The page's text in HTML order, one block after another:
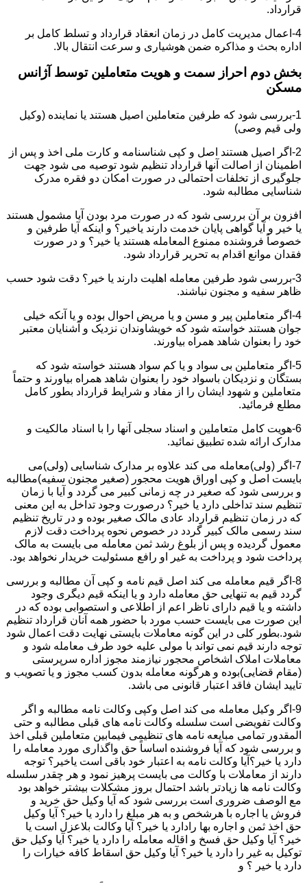
قرارداد.
4-اعمال مدیریت کامل در زمان انعقاد قرارداد و تسلط کامل بر
اداره بحث و مذاکره ضمن هوشیاری و سرعت انتقال بالا.
بخش دوم احراز سمت و هویت متعاملین توسط آژانس
مسکن
1-بررسی شود که طرفین متعاملین اصیل هستند یا نماینده (وکیل
ولی قیم وصی)
2-اگر اصیل هستند اصل و کپی شناسنامه و کارت ملی اخذ و پس از
اطمینان از اصالت آنها قرارداد تنظیم شود توصیه می شود جهت
جلوگیری از تخلفات احتمالی در صورت امکان دو فقره مدرک
شناسایی مطالبه شود.
افزون بر آن بررسی شود که در صورت مرد بودن آیا مشمول هستند
یا خیر و آیا گواهی پایان خدمت دارند یاخیر؟ و اینکه آیا طرفین و
خصوصاً فروشنده ممنوع المعامله هستند یا خیر؟ و در صورت
فقدان موانع اقدام به تحریر قرارداد شود.
3-بررسی شود طرفین معامله اهلیت دارند یا خیر؟ دقت شود حسب
ظاهر سفیه و مجنون نباشند.
4-اگر متعاملین پیر و مسن و یا مریض احوال بوده و یا آنکه خیلی
جوان هستند خواسته شود که خویشاوندان نزدیک و آشنایان معتبر
خود را بعنوان شاهد همراه بیاورند.
5-اگر متعاملین بی سواد و یا کم سواد هستند خواسته شود که
بستگان و نزدیکان باسواد خود را بعنوان شاهد همراه بیاورند و حتماً
متعاملین و شهود ایشان را از مفاد و شرایط قرارداد بطور کامل
مطلع فرمائید.
6-هویت کامل متعاملین و اسناد سجلی آنها را با اسناد مالکیت و
مدارک ارائه شده تطبیق نمائید.
7-اگر (ولی)معامله می کند علاوه بر مدارک شناسایی (ولی)می
بایست اصل و کپی اوراق هویت محجور (صغیر مجنون سفیه)مطالبه
و بررسی شود که صغیر در چه زمانی کبیر می گردد و آیا با زمان
تنظیم سند تداخلی دارد یا خیر؟ درصورت وجود تداخل به این معنی
که در زمان تنظیم قرارداد عادی مالک صغیر بوده و در تاریخ تنظیم
سند رسمی مالک کبیر گردد در خصوص نحوه پرداخت دقت لازم
معمول گردیده و پس از بلوغ رشد ثمن معامله می بایست به مالک
پرداخت شود و پرداخت به غیر او رافع مسئولیت خریدار نخواهد بود.
8-اگر قیم معامله می کند اصل قیم نامه و کپی آن مطالبه و بررسی
گردد قیم به تنهایی حق معامله دارد و یا اینکه قیم دیگری وجود
داشته و یا قیم دارای ناظر اعم از اطلاعی و استصوابی بوده که در
این صورت می بایست حسب مورد با حضور همه آنان قرارداد تنظیم
شود.بطور کلی در این گونه معاملات بایستی نهایت دقت اعمال شود
توجه دارند قیم نمی تواند با مولی علیه خود طرف معامله شود و
معاملات املاک اشخاص محجور نیازمند مجوز اداره سرپرستی
(مقام قضایی)بوده و هرگونه معامله بدون کسب مجوز و یا تصویب و
تایید ایشان فاقد اعتبار قانونی می باشد.
9-اگر وکیل معامله می کند اصل وکپی وکالت نامه مطالبه و اگر
وکالت تفویضی است سلسله وکالت نامه های قبلی مطالبه و حتی
المقدور تمامی مبایعه نامه های تنظیمی فیمابین متعاملین قبلی اخذ
و بررسی شود که آیا فروشنده اساساً حق واگذاری مورد معامله را
دارد یا خیر؟آیا وکالت نامه به اعتبار خود باقی است یاخیر؟ توجه
دارند از معاملات با وکالت می بایست پرهیز نمود و هر چقدر سلسله
وکالت نامه ها زیادتر باشد احتمال بروز مشکلات بیشتر خواهد بود
مع الوصف ضروری است بررسی شود که آیا وکیل حق خرید و
فروش یا اجاره با هرشخص و به هر مبلغ را دارد یا خیر؟ آیا وکیل
حق اخذ ثمن و اجاره بها رادارد یا خیر؟ آیا وکالت بلاعزل است یا
خیر؟ آیا وکیل حق فسخ و اقاله معامله را دارد یا خیر؟ آیا وکیل حق
توکیل به غیر را دارد یا خیر؟ آیا وکیل حق اسقاط کافه خیارات را
دارد یا خیر ؟ و